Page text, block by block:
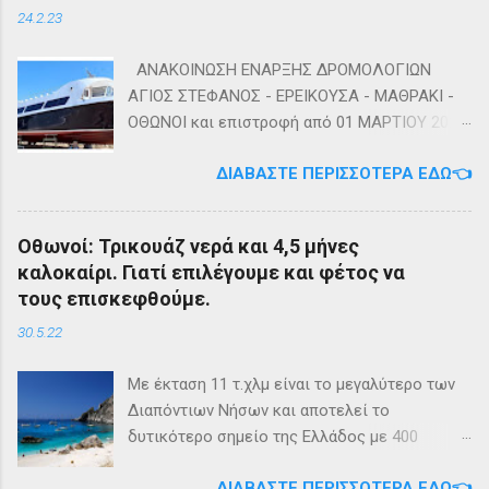
24.2.23
ΑΝΑΚΟΙΝΩΣΗ ΕΝΑΡΞΗΣ ΔΡΟΜΟΛΟΓΙΩΝ
ΑΓΙΟΣ ΣΤΕΦΑΝΟΣ - ΕΡΕΙΚΟΥΣΑ - ΜΑΘΡΑΚΙ -
ΟΘΩΝΟΙ και επιστροφή από 01 ΜΑΡΤΙΟΥ 2023
της εταιρίας μας, ΕΓ-ΔΡ ΒΑΜΟΣ, αναμένεται
και επιστροφή με 3 δρομολόγια την εβδομάδα
από 01/03/2023 Πηγή: chania-lines.com
ΔΙΑΒΆΣΤΕ ΠΕΡΙΣΣΌΤΕΡΑ ΕΔΏ👈
Οθωνοί: Τρικουάζ νερά και 4,5 μήνες
καλοκαίρι. Γιατί επιλέγουμε και φέτος να
τους επισκεφθούμε.
30.5.22
Με έκταση 11 τ.χλμ είναι το μεγαλύτερο των
Διαπόντιων Νήσων και αποτελεί το
δυτικότερο σημείο της Ελλάδος με 400